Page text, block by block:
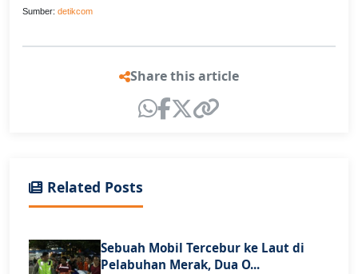
Sumber: detikcom
Share this article
Related Posts
Sebuah Mobil Tercebur ke Laut di
Pelabuhan Merak, Dua O...